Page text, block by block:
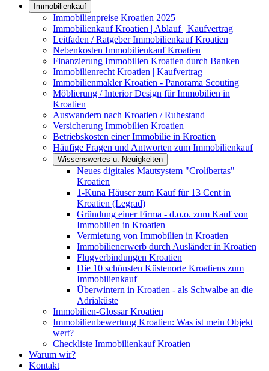
Immobilienkauf
Immobilienpreise Kroatien 2025
Immobilienkauf Kroatien | Ablauf | Kaufvertrag
Leitfaden / Ratgeber Immobilienkauf Kroatien
Nebenkosten Immobilienkauf Kroatien
Finanzierung Immobilien Kroatien durch Banken
Immobilienrecht Kroatien | Kaufvertrag
Immobilienmakler Kroatien - Panorama Scouting
Möblierung / Interior Design für Immobilien in
Kroatien
Auswandern nach Kroatien / Ruhestand
Versicherung Immobilien Kroatien
Betriebskosten einer Immobilie in Kroatien
Häufige Fragen und Antworten zum Immobilienkauf
Wissenswertes u. Neuigkeiten
Neues digitales Mautsystem "Crolibertas"
Kroatien
1-Kuna Häuser zum Kauf für 13 Cent in
Kroatien (Legrad)
Gründung einer Firma - d.o.o. zum Kauf von
Immobilien in Kroatien
Vermietung von Immobilien in Kroatien
Immobilienerwerb durch Ausländer in Kroatien
Flugverbindungen Kroatien
Die 10 schönsten Küstenorte Kroatiens zum
Immobilienkauf
Überwintern in Kroatien - als Schwalbe an die
Adriaküste
Immobilien-Glossar Kroatien
Immobilienbewertung Kroatien: Was ist mein Objekt
wert?
Checkliste Immobilienkauf Kroatien
Warum wir?
Kontakt